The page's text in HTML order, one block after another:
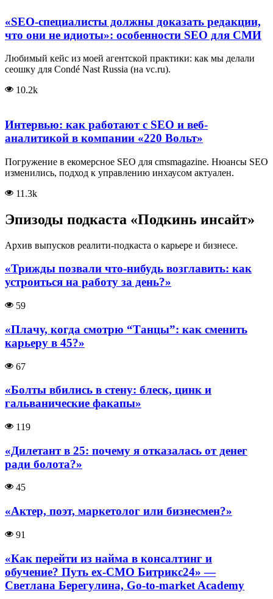
«SEO-специалисты должны доказать редакции,
что они не идиоты»: особенности SEO для СМИ
Любимый кейс из моей агентской практики: как мы делали
сеошку для Condé Nast Russia (на vc.ru).
10.2k
Интервью: как работают с SEO и веб-
аналитикой в компании «220 Вольт»
Погружение в екомерсное SEO для cmsmagazine. Нюансы SEO
изменились, подход к управлению инхаусом актуален.
11.3k
Эпизоды подкаста «Подкинь инсайт»
Архив выпусков реалити-подкаста о карьере и бизнесе.
«Трижды позвали что-нибудь возглавить: как
устроиться на работу за день?»
59
«Плaчу, когда смотрю “Танцы”: как сменить
карьеру в 45?»
67
«Болты вбились в стену: блеск, цинк и
гальванические факапы»
119
«Дилетант в 25: почему я отказалась от денег
ради болота?»
45
«Актер, поэт, маркетолог или бизнесмен?»
91
«Как перейти из найма в консалтинг и
обучение? Путь ex-CMO Битрикс24» —
Светлана Берегулина, Go-to-market Academy